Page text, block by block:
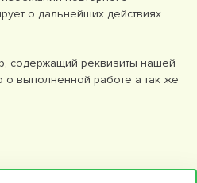
о дальнейших действиях
содержащий реквизиты нашей
выполненной работе а так же